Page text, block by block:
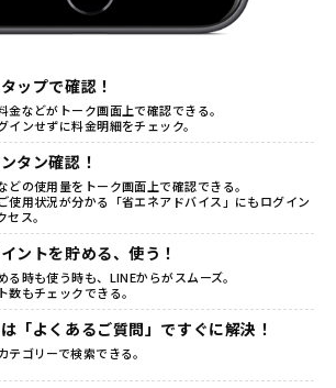
ップで確認！
金などがトーク画面上で確認できる。
インせずに料金明細をチェック。
タン確認！
どの使用量をトーク画面上で確認できる。
使用状況が分かる「省エネアドバイス」にもログイン
ス。
ントを貯める、使う！
る時も使う時も、LINEからがスムーズ。
数もチェックできる。
「よくあるご質問」ですぐに解決！
テゴリーで検索できる。